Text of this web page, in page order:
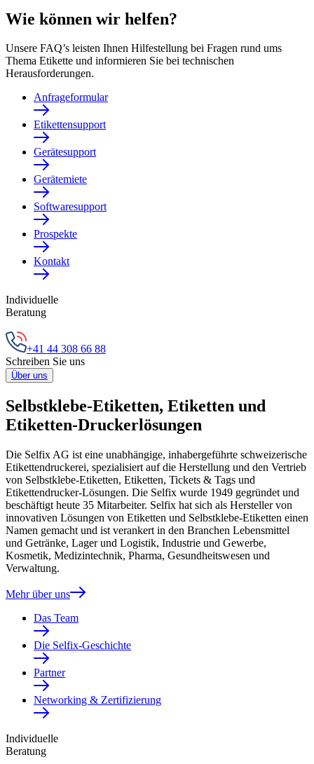
Wie können wir helfen?
Unsere FAQ’s leisten Ihnen Hilfestellung bei Fragen rund ums
Thema Etikette und informieren Sie bei technischen
Herausforderungen.
Anfrageformular
Etikettensupport
Gerätesupport
Gerätemiete
Softwaresupport
Prospekte
Kontakt
Individuelle
Beratung
+41 44 308 66 88
Schreiben Sie uns
Über uns
Selbstklebe-Etiketten, Etiketten und
Etiketten-Druckerlösungen
Die Selfix AG ist eine unabhängige, inhabergeführte schweizerische
Etikettendruckerei, spezialisiert auf die Herstellung und den Vertrieb
von Selbstklebe-Etiketten, Etiketten, Tickets & Tags und
Etikettendrucker-Lösungen. Die Selfix wurde 1949 gegründet und
beschäftigt heute 35 Mitarbeiter. Selfix hat sich als Hersteller von
innovativen Lösungen von Etiketten und Selbstklebe-Etiketten einen
Namen gemacht und ist verankert in den Branchen Lebensmittel
und Getränke, Lager und Logistik, Industrie und Gewerbe,
Kosmetik, Medizintechnik, Pharma, Gesundheitswesen und
Verwaltung.
Mehr über uns
Das Team
Die Selfix-Geschichte
Partner
Networking & Zertifizierung
Individuelle
Beratung